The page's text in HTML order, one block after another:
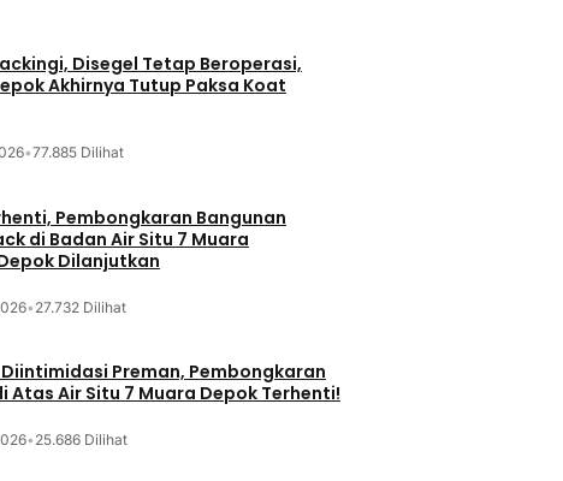
Disegel Tetap Beroperasi,
Akhirnya Tutup Paksa Koat
•77.885 Dilihat
Pembongkaran Bangunan
di Badan Air Situ 7 Muara
Dilanjutkan
• 27.732 Dilihat
Diintimidasi Preman, Pembongkaran
Atas Air Situ 7 Muara Depok Terhenti!
• 25.686 Dilihat